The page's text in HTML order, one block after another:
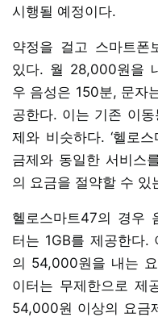
시행될 예정이다.
약정을 걸고 스마트폰
있다. 월 28,000원을
우 음성은 150분, 문자
공한다. 이는 기존 이
제와 비슷하다. ‘헬로
금제와 동일한 서비스
의 요금을 절약할 수 있
헬로스마트47의 경우
터는 1GB를 제공한다.
의 54,000원을 내는
이터는 무제한으로 제
54,000원 이상의 요금